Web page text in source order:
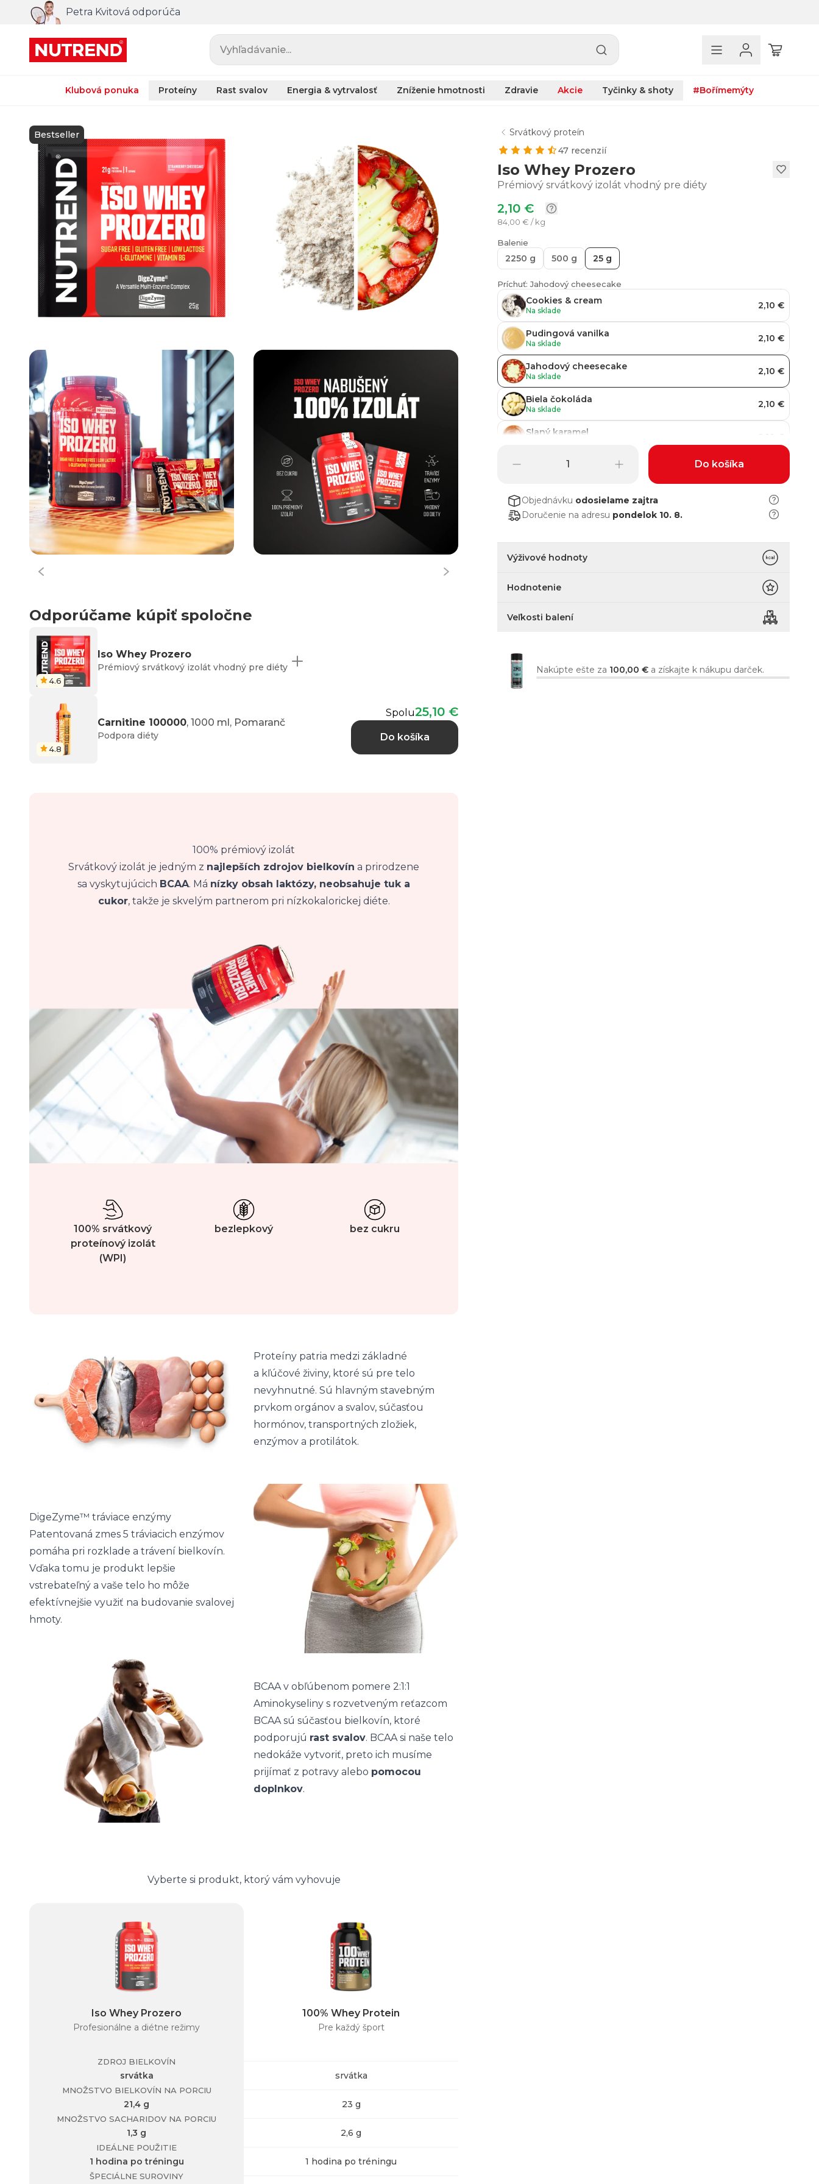
Petra Kvitová odporúča
Vyhľadávanie...
Klubová ponuka Proteíny Rast svalov Energia & vytrvalosť Zníženie hmotnosti Zdravie Akcie Tyčinky & shoty #Bořímemýty
Bestseller
Srvátkový proteín
47 recenzií
Iso Whey Prozero
Prémiový srvátkový izolát vhodný pre diéty
2,10 €
84,00 € / kg
Balenie
2250 g 500 g 25 g
Príchuť: Jahodový cheesecake
Cookies & cream
Na sklade 2,10 €
Pudingová vanilka
Na sklade 2,10 €
Jahodový cheesecake
Na sklade 2,10 €
Biela čokoláda
Na sklade 2,10 €
Slaný karamel
Čokoládové brownies Do košíka
Objednávku odosielame zajtra
Doručenie na adresu pondelok 10. 8.
Výživové hodnoty
Hodnotenie
Veľkosti balení
Nakúpte ešte za 100,00 € a získajte k nákupu darček.
Odporúčame kúpiť spoločne
4.6
Iso Whey Prozero
Prémiový srvátkový izolát vhodný pre diéty
4.8
Carnitine 100000, 1000 ml, Pomaranč
Podpora diéty
Spolu25,10 €
Do košíka
100% prémiový izolát
Srvátkový izolát je jedným z najlepších zdrojov bielkovín a prirodzene
sa vyskytujúcich BCAA. Má nízky obsah laktózy, neobsahuje tuk a
cukor, takže je skvelým partnerom pri nízkokalorickej diéte.
100% srvátkový
proteínový izolát
(WPI)
bezlepkový bez cukru
Proteíny patria medzi základné
a kľúčové živiny, ktoré sú pre telo
nevyhnutné. Sú hlavným stavebným
prvkom orgánov a svalov, súčasťou
hormónov, transportných zložiek,
enzýmov a protilátok.
DigeZyme™ tráviace enzýmy
Patentovaná zmes 5 tráviacich enzýmov
pomáha pri rozklade a trávení bielkovín.
Vďaka tomu je produkt lepšie
vstrebateľný a vaše telo ho môže
efektívnejšie využiť na budovanie svalovej
hmoty.
BCAA v obľúbenom pomere 2:1:1
Aminokyseliny s rozvetveným reťazcom
BCAA sú súčasťou bielkovín, ktoré
podporujú rast svalov. BCAA si naše telo
nedokáže vytvoriť, preto ich musíme
prijímať z potravy alebo pomocou
doplnkov.
Vyberte si produkt, ktorý vám vyhovuje
Iso Whey Prozero
Profesionálne a diétne režimy
ZDROJ BIELKOVÍN
srvátka
MNOŽSTVO BIELKOVÍN NA PORCIU
21,4 g
MNOŽSTVO SACHARIDOV NA PORCIU
1,3 g
IDEÁLNE POUŽITIE
1 hodina po tréningu
ŠPECIÁLNE SUROVINY
100% Whey Protein
Pre každý šport
srvátka
23 g
2,6 g
1 hodina po tréningu